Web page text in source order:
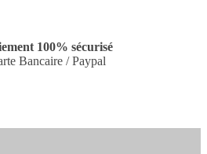
100% sécurisé
Bancaire / Paypal